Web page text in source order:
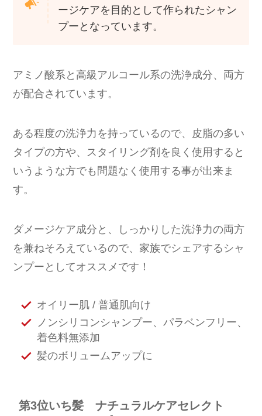
ージケアを目的として作られたシャン
プーとなっています。
アミノ酸系と高級アルコール系の洗浄成分、両方
が配合されています。
ある程度の洗浄力を持っているので、皮脂の多い
タイプの方や、スタイリング剤を良く使用すると
いうような方でも問題なく使用する事が出来ま
す。
ダメージケア成分と、しっかりした洗浄力の両方
を兼ねそろえているので、家族でシェアするシャ
ンプーとしてオススメです！
オイリー肌 / 普通肌向け
ノンシリコンシャンプー、パラベンフリー、
着色料無添加
髪のボリュームアップに
第3位いち髪 ナチュラルケアセレクト